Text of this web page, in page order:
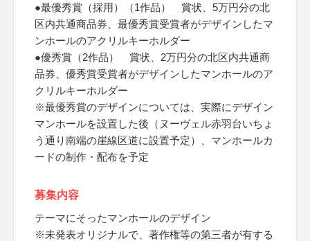
●最優秀賞（採用）（1作品） 賞状、5万円分の北
区内共通商品券、最優秀賞受賞者がデザインしたマ
ンホールのアクリルキーホルダー
●優秀賞（2作品） 賞状、2万円分の北区内共通商
品券、優秀賞受賞者がデザインしたマンホールのア
クリルキーホルダー
※最優秀賞のデザインについては、実際にデザイン
マンホールを設置した後（ヌーヴェル赤羽台いちょ
う通り南端の崖線区道に設置予定）、マンホールカ
ードの制作・配布を予定
募集内容
テーマにそったマンホールのデザイン
※未発表オリジナルで、著作権等の第三者が有する